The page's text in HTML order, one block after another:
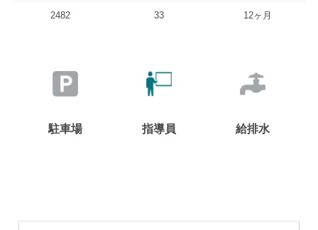
2482 33 12ヶ月
駐車場 指導員 給排水